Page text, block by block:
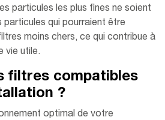
particules les plus fines ne soient
particules qui pourraient être
moins chers, ce qui contribue à
vie utile.
filtres compatibles
?
optimal de votre